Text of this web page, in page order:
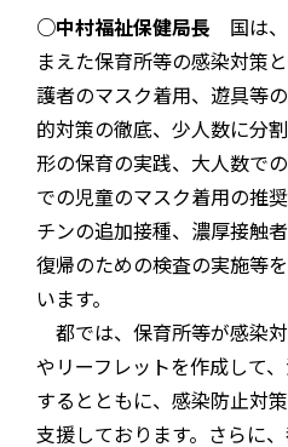
○中村福祉保健局長 国は
まえた保育所等の感染対策
護者のマスク着用、遊具等
的対策の徹底、少人数に分
形の保育の実践、大人数で
での児童のマスク着用の推
チンの追加接種、濃厚接触
復帰のための検査の実施等
います。
都では、保育所等が感染
やリーフレットを作成して
するとともに、感染防止対
支援しております。さらに